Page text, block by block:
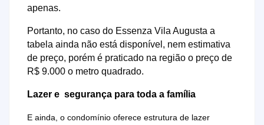
apenas.
Portanto, no caso do Essenza Vila Augusta a
tabela ainda não está disponível, nem estimativa
de preço, porém é praticado na região o preço de
R$ 9.000 o metro quadrado.
Lazer e segurança para toda a família
E ainda, o condomínio oferece estrutura de lazer